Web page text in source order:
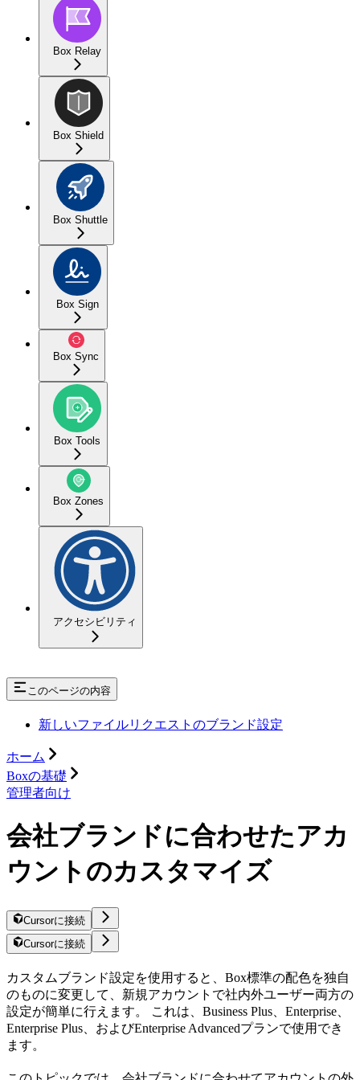
Box Relay
Box Shield
Box Shuttle
Box Sign
Box Sync
Box Tools
Box Zones
アクセシビリティ
このページの内容
新しいファイルリクエストのブランド設定
ホーム
Boxの基礎
管理者向け
会社ブランドに合わせたアカ
ウントのカスタマイズ
Cursorに接続
Cursorに接続
カスタムブランド設定を使用すると、Box標準の配色を独自
のものに変更して、新規アカウントで社内外ユーザー両方の
設定が簡単に行えます。 これは、Business Plus、Enterprise、
Enterprise Plus、およびEnterprise Advancedプランで使用でき
ます。